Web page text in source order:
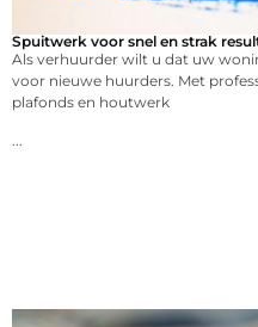
Spuitwerk voor snel en strak
Als verhuurder wilt u dat uw
voor nieuwe huurders. Met
plafonds en houtwerk
...